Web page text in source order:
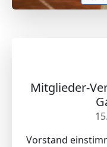
Mitglieder-
Vorstand